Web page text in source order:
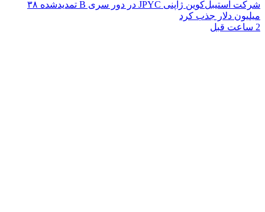
شرکت استیبل‌کوین ژاپنی JPYC در دور سری B تمدیدشده ۳۸
میلیون دلار جذب کرد
2 ساعت قبل